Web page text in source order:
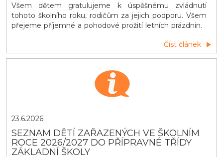
Všem dětem gratulujeme k úspěšnému zvládnutí
tohoto školního roku, rodičům za jejich podporu. Všem
přejeme příjemné a pohodové prožití letních prázdnin.
Číst článek
23.6.2026
SEZNAM DĚTÍ ZAŘAZENÝCH VE ŠKOLNÍM
ROCE 2026/2027 DO PŘÍPRAVNÉ TŘÍDY
ZÁKLADNÍ ŠKOLY